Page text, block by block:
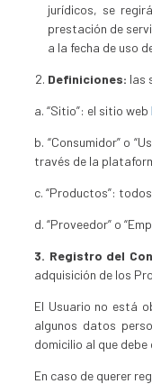
jurídicos, se
prestación de
a la fecha de uso
Definiciones: las
a. “Sitio”: el sitio web
b. “Consumidor” o
través de la
c. “Productos”:
d. “Proveedor” o
3. Registro del
adquisición de los
El Usuario no está
algunos datos
domicilio al que
En caso de querer